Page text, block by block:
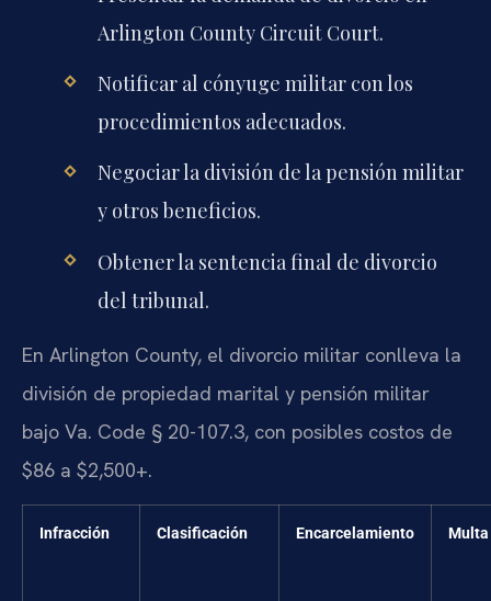
Arlington County Circuit Court.
Notificar al cónyuge militar con los
procedimientos adecuados.
Negociar la división de la pensión militar
y otros beneficios.
Obtener la sentencia final de divorcio
del tribunal.
En Arlington County, el divorcio militar conlleva la
división de propiedad marital y pensión militar
bajo Va. Code § 20-107.3, con posibles costos de
$86 a $2,500+.
Infracción Clasificación Encarcelamiento Multa